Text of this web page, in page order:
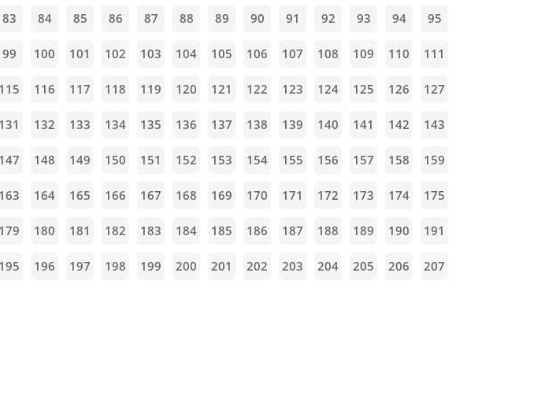
83 84 85 86 87 88 89 90 91 92 93 94 95
99 100 101 102 103 104 105 106 107 108 109 110 111
115 116 117 118 119 120 121 122 123 124 125 126 127
131 132 133 134 135 136 137 138 139 140 141 142 143
147 148 149 150 151 152 153 154 155 156 157 158 159
163 164 165 166 167 168 169 170 171 172 173 174 175
179 180 181 182 183 184 185 186 187 188 189 190 191
195 196 197 198 199 200 201 202 203 204 205 206 207